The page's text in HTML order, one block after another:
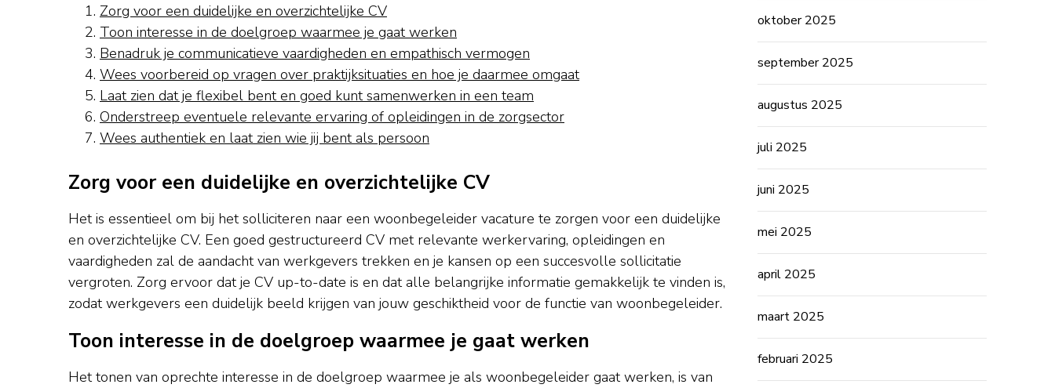
Zorg voor een duidelijke en overzichtelijke CV
Toon interesse in de doelgroep waarmee je gaat werken
Benadruk je communicatieve vaardigheden en empathisch vermogen
Wees voorbereid op vragen over praktijksituaties en hoe je daarmee omgaat
Laat zien dat je flexibel bent en goed kunt samenwerken in een team
Onderstreep eventuele relevante ervaring of opleidingen in de zorgsector
Wees authentiek en laat zien wie jij bent als persoon
Zorg voor een duidelijke en overzichtelijke CV
Het is essentieel om bij het solliciteren naar een woonbegeleider vacature te zorgen voor een duidelijke
en overzichtelijke CV. Een goed gestructureerd CV met relevante werkervaring, opleidingen en
vaardigheden zal de aandacht van werkgevers trekken en je kansen op een succesvolle sollicitatie
vergroten. Zorg ervoor dat je CV up-to-date is en dat alle belangrijke informatie gemakkelijk te vinden is,
zodat werkgevers een duidelijk beeld krijgen van jouw geschiktheid voor de functie van woonbegeleider.
Toon interesse in de doelgroep waarmee je gaat werken
Het tonen van oprechte interesse in de doelgroep waarmee je als woonbegeleider gaat werken, is van
oktober 2025
september 2025
augustus 2025
juli 2025
juni 2025
mei 2025
april 2025
maart 2025
februari 2025